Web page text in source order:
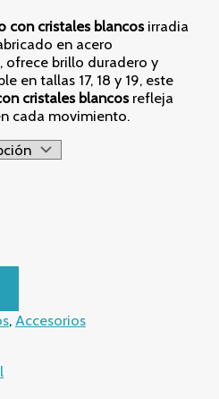
con cristales blancosirradia
en acero
ofrece brillo duradero y
en tallas 17, 18 y 19, este
cristales blancosrefleja
cada movimiento.
, Accesorios